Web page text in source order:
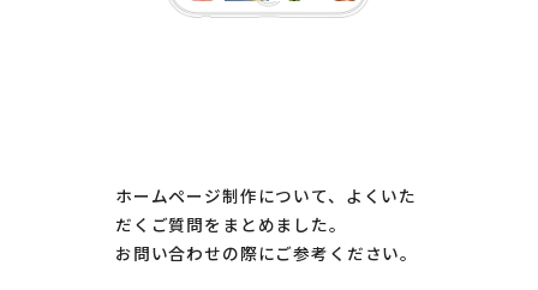
ホームページ制作について、よくいた
だくご質問をまとめました。
お問い合わせの際にご参考ください。